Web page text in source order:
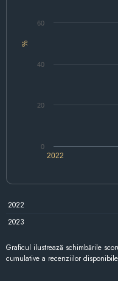
%
2022
0
20
40
60
2022
2023
Graficul ilustrează schimbările
cumulative a recenziilor